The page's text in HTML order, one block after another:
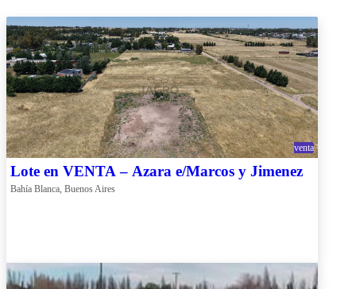
venta
Lote en VENTA – Azara e/Marcos y Jimenez
Bahía Blanca, Buenos Aires